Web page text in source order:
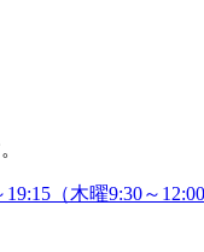
（木曜9:30～